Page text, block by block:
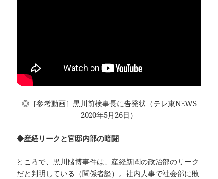
◎［参考動画］黒川前検事長に告発状（テレ東NEWS
2020年5月26日）
◆産経リークと官邸内部の暗闘
ところで、黒川賭博事件は、産経新聞の政治部のリーク
だと判明している（関係者談）。社内人事で社会部に敗